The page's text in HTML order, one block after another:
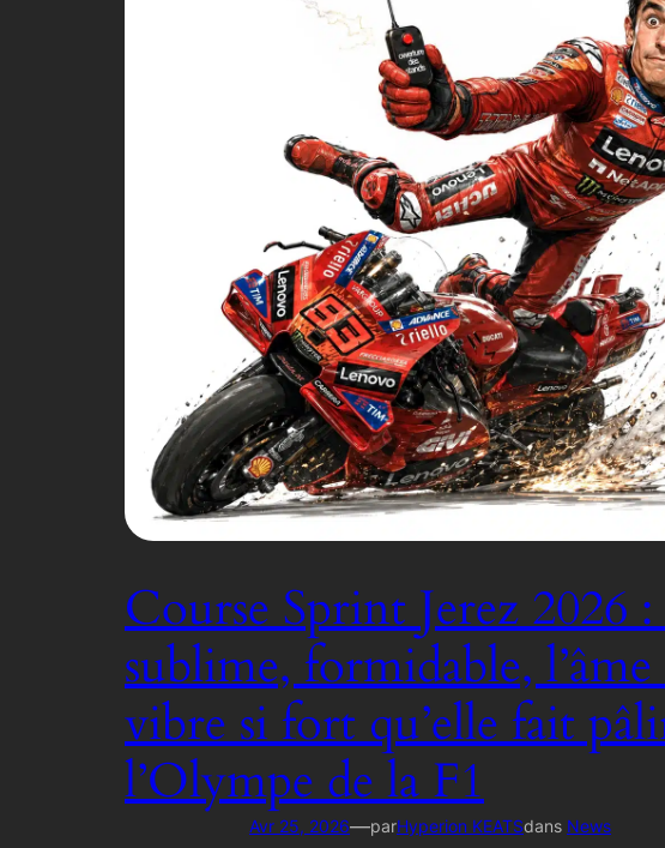
Course Sprint Jerez 2026
sublime, formidable,
vibre si fort qu’elle fait
l’Olympe de la F1
Avr 25, 2026—parHyperion KEATSdans News